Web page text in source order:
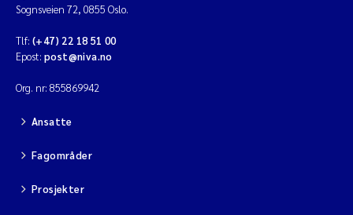
Sognsveien 72, 0855 Oslo.
Tlf: (+47) 22 18 51 00
Epost: post@niva.no
Org. nr: 855869942
Ansatte
Fagområder
Prosjekter